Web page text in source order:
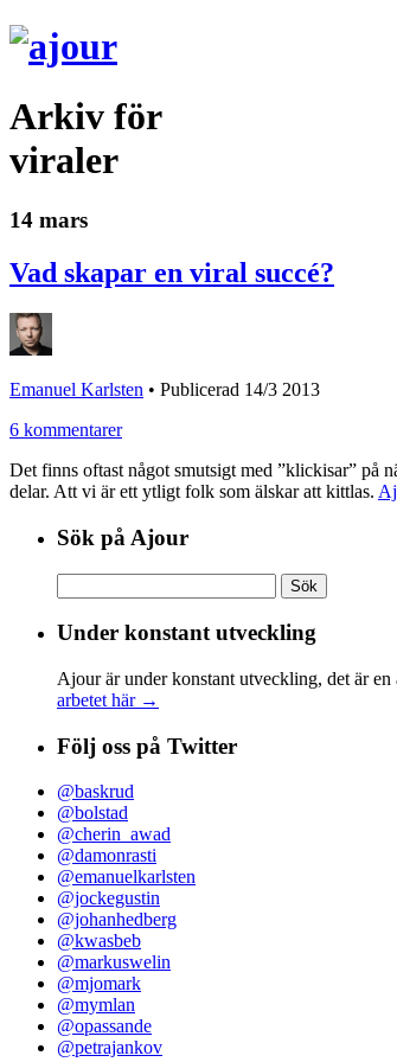
Arkiv för
viraler
14 mars
Vad skapar en viral succé?
Emanuel Karlsten • Publicerad 14/3 2013
6 kommentarer
Det finns oftast något smutsigt med ”klickisar” på
delar. Att vi är ett ytligt folk som älskar att kittlas.
Sök på Ajour
efter:
Under konstant utveckling
Ajour är under konstant utveckling, det är
arbetet här →
Följ oss på Twitter
@baskrud
@bolstad
@cherin_awad
@damonrasti
@emanuelkarlsten
@jockegustin
@johanhedberg
@kwasbeb
@markuswelin
@mjomark
@mymlan
@opassande
@petrajankov